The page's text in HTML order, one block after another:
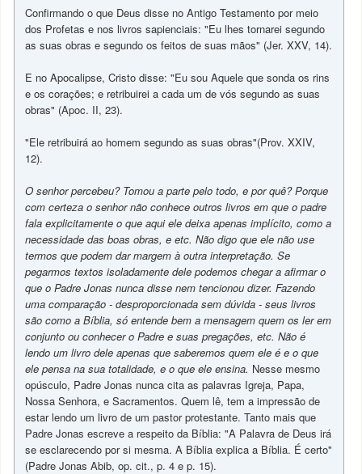
Confirmando o que Deus disse no Antigo Testamento por meio
dos Profetas e nos livros sapienciais: "Eu lhes tornarei segundo
as suas obras e segundo os feitos de suas mãos" (Jer. XXV, 14).
E no Apocalipse, Cristo disse: "Eu sou Aquele que sonda os rins
e os corações; e retribuirei a cada um de vós segundo as suas
obras" (Apoc. II, 23).
"Ele retribuirá ao homem segundo as suas obras"(Prov. XXIV,
12).
O senhor percebeu? Tomou a parte pelo todo, e por quê? Porque
com certeza o senhor não conhece outros livros em que o padre
fala explicitamente o que aqui ele deixa apenas implícito, como a
necessidade das boas obras, e etc. Não digo que ele não use
termos que podem dar margem à outra interpretação. Se
pegarmos textos isoladamente dele podemos chegar a afirmar o
que o Padre Jonas nunca disse nem tencionou dizer. Fazendo
uma comparação - desproporcionada sem dúvida - seus livros
são como a Bíblia, só entende bem a mensagem quem os ler em
conjunto ou conhecer o Padre e suas pregações, etc. Não é
lendo um livro dele apenas que saberemos quem ele é e o que
ele pensa na sua totalidade, e o que ele ensina. Nesse mesmo
opúsculo, Padre Jonas nunca cita as palavras Igreja, Papa,
Nossa Senhora, e Sacramentos. Quem lê, tem a impressão de
estar lendo um livro de um pastor protestante. Tanto mais que
Padre Jonas escreve a respeito da Bíblia: "A Palavra de Deus irá
se esclarecendo por si mesma. A Bíblia explica a Bíblia. É certo"
(Padre Jonas Abib, op. cit., p. 4 e p. 15).